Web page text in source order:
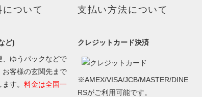
ついて
ど)
、ゆうパックなどで
お客様の玄関先まで
す。 料金は全国一
支払い方法について
クレジットカード決済
※AMEX/VISA/JCB/MASTER/DINE
RSがご利用可能です。